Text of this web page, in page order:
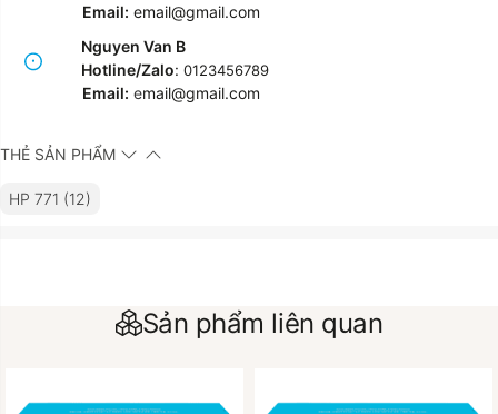
Email: email@gmail.com
Nguyen Van B
Hotline/Zalo: 0123456789
Email: email@gmail.com
THẺ SẢN PHẨM
HP 771 (12)
Sản phẩm liên quan